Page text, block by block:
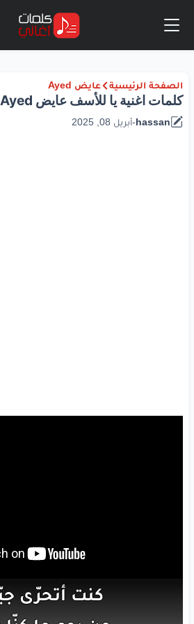
الصفحة الرئيسية عايض Ayed
كلمات اغنية يا للأسف عايض Ayed
hassan
-أبريل 08, 2025
كنتأتحرّى